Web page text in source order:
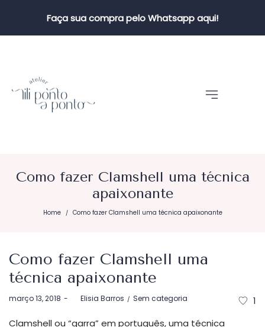
Faça sua compra pelo Whatsapp aqui!
Como fazer Clamshell uma técnica
apaixonante
Home / Como fazer Clamshell uma técnica apaixonante
Como fazer Clamshell uma
técnica apaixonante
Postado
março 13, 2018 byElisia Barros
Postado
Sem categoria
1
Clamshell ou “garra” em português, uma técnica